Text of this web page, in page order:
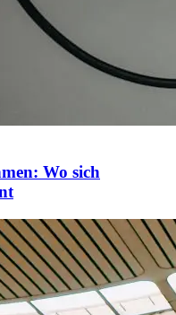
Wo sich